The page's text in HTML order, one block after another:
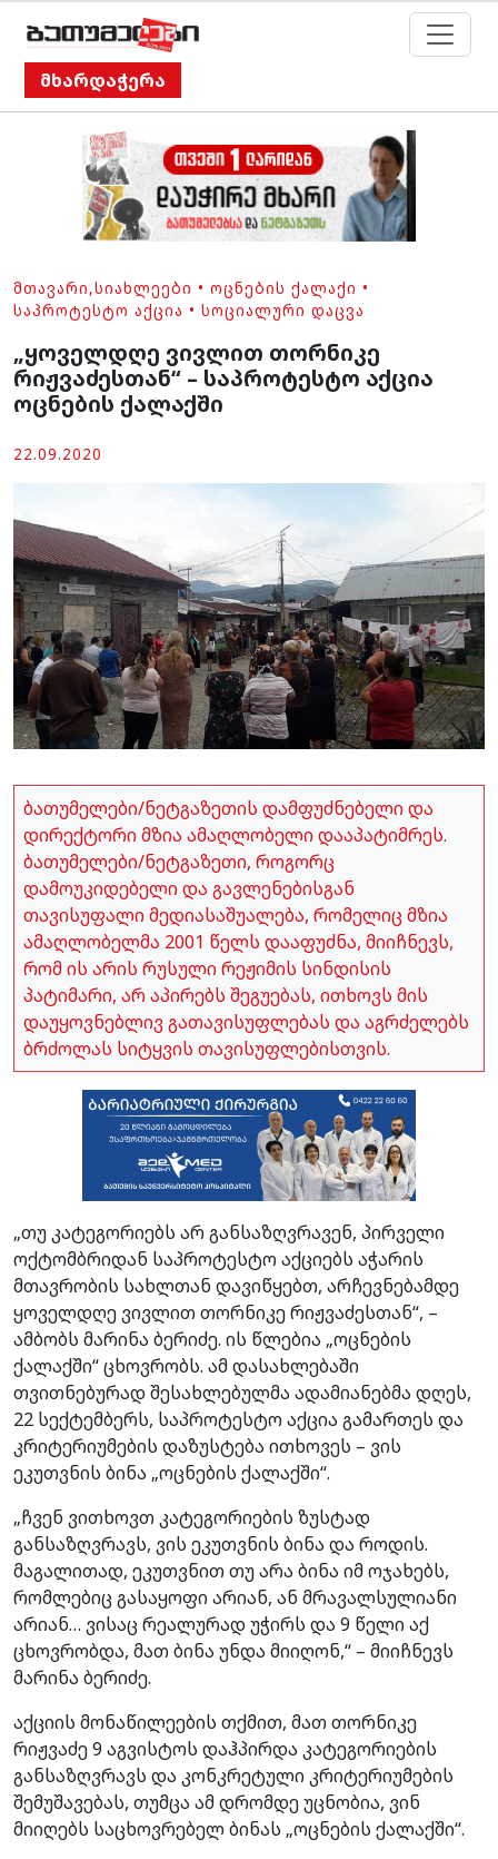
მხარდაჭერა
ᲛᲗᲐᲕᲐᲠᲘ,ᲡᲘᲐᲮᲚᲔᲔᲑᲘ • ᲝᲪᲜᲔᲑᲘᲡ ᲥᲐᲚᲐᲥᲘ •
ᲡᲐᲞᲠᲝᲢᲔᲡᲢᲝ ᲐᲥᲪᲘᲐ • ᲡᲝᲪᲘᲐᲚᲣᲠᲘ ᲓᲐᲪᲕᲐ
„ყოველდღე ვივლით თორნიკე
რიჟვაძესთან“ – საპროტესტო აქცია
ოცნების ქალაქში
22.09.2020
ბათუმელები/ნეტგაზეთის დამფუძნებელი და
დირექტორი მზია ამაღლობელი დააპატიმრეს.
ბათუმელები/ნეტგაზეთი, როგორც
დამოუკიდებელი და გავლენებისგან
თავისუფალი მედიასაშუალება, რომელიც მზია
ამაღლობელმა 2001 წელს დააფუძნა, მიიჩნევს,
რომ ის არის რუსული რეჟიმის სინდისის
პატიმარი, არ აპირებს შეგუებას, ითხოვს მის
დაუყოვნებლივ გათავისუფლებას და აგრძელებს
ბრძოლას სიტყვის თავისუფლებისთვის.
„თუ კატეგორიებს არ განსაზღვრავენ, პირველი
ოქტომბრიდან საპროტესტო აქციებს აჭარის
მთავრობის სახლთან დავიწყებთ, არჩევნებამდე
ყოველდღე ვივლით თორნიკე რიჟვაძესთან“, –
ამბობს მარინა ბერიძე. ის წლებია „ოცნების
ქალაქში“ ცხოვრობს. ამ დასახლებაში
თვითნებურად შესახლებულმა ადამიანებმა დღეს,
22 სექტემბერს, საპროტესტო აქცია გამართეს და
კრიტერიუმების დაზუსტება ითხოვეს – ვის
ეკუთვნის ბინა „ოცნების ქალაქში“.
„ჩვენ ვითხოვთ კატეგორიების ზუსტად
განსაზღვრავს, ვის ეკუთვნის ბინა და როდის.
მაგალითად, ეკუთვნით თუ არა ბინა იმ ოჯახებს,
რომლებიც გასაყოფი არიან, ან მრავალსულიანი
არიან… ვისაც რეალურად უჭირს და 9 წელი აქ
ცხოვრობდა, მათ ბინა უნდა მიიღონ,“ – მიიჩნევს
მარინა ბერიძე.
აქციის მონაწილეების თქმით, მათ თორნიკე
რიჟვაძე 9 აგვისტოს დაჰპირდა კატეგორიების
განსაზღვრავს და კონკრეტული კრიტერიუმების
შემუშავებას, თუმცა ამ დრომდე უცნობია, ვინ
მიიღებს საცხოვრებელ ბინას „ოცნების ქალაქში“.